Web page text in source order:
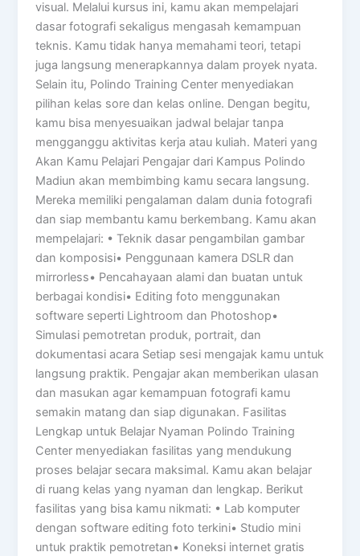
visual. Melalui kursus ini, kamu akan mempelajari
dasar fotografi sekaligus mengasah kemampuan
teknis. Kamu tidak hanya memahami teori, tetapi
juga langsung menerapkannya dalam proyek nyata.
Selain itu, Polindo Training Center menyediakan
pilihan kelas sore dan kelas online. Dengan begitu,
kamu bisa menyesuaikan jadwal belajar tanpa
mengganggu aktivitas kerja atau kuliah. Materi yang
Akan Kamu Pelajari Pengajar dari Kampus Polindo
Madiun akan membimbing kamu secara langsung.
Mereka memiliki pengalaman dalam dunia fotografi
dan siap membantu kamu berkembang. Kamu akan
mempelajari: • Teknik dasar pengambilan gambar
dan komposisi• Penggunaan kamera DSLR dan
mirrorless• Pencahayaan alami dan buatan untuk
berbagai kondisi• Editing foto menggunakan
software seperti Lightroom dan Photoshop•
Simulasi pemotretan produk, portrait, dan
dokumentasi acara Setiap sesi mengajak kamu untuk
langsung praktik. Pengajar akan memberikan ulasan
dan masukan agar kemampuan fotografi kamu
semakin matang dan siap digunakan. Fasilitas
Lengkap untuk Belajar Nyaman Polindo Training
Center menyediakan fasilitas yang mendukung
proses belajar secara maksimal. Kamu akan belajar
di ruang kelas yang nyaman dan lengkap. Berikut
fasilitas yang bisa kamu nikmati: • Lab komputer
dengan software editing foto terkini• Studio mini
untuk praktik pemotretan• Koneksi internet gratis